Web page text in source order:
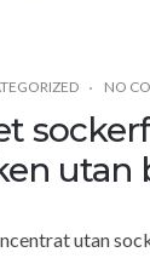
NO
utan
utan